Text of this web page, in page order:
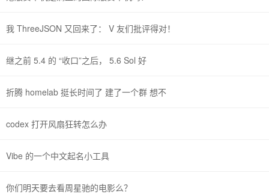
我 ThreeJSON 又回来了： V 友们批评得对！
继之前 5.4 的 “收口”之后， 5.6 Sol 好
折腾 homelab 挺长时间了 建了一个群 想不
codex 打开风扇狂转怎么办
Vibe 的一个中文起名小工具
你们明天要去看周星驰的电影么？